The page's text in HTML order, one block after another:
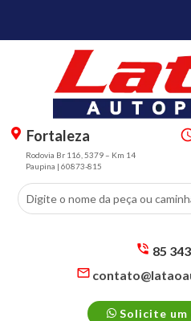
m
ar
Fortaleza
Rodovia Br 116, 5379 – Km 14
Paupina | 60873-815
t
3
e
e
ic
m
p
85
m
Solicite um